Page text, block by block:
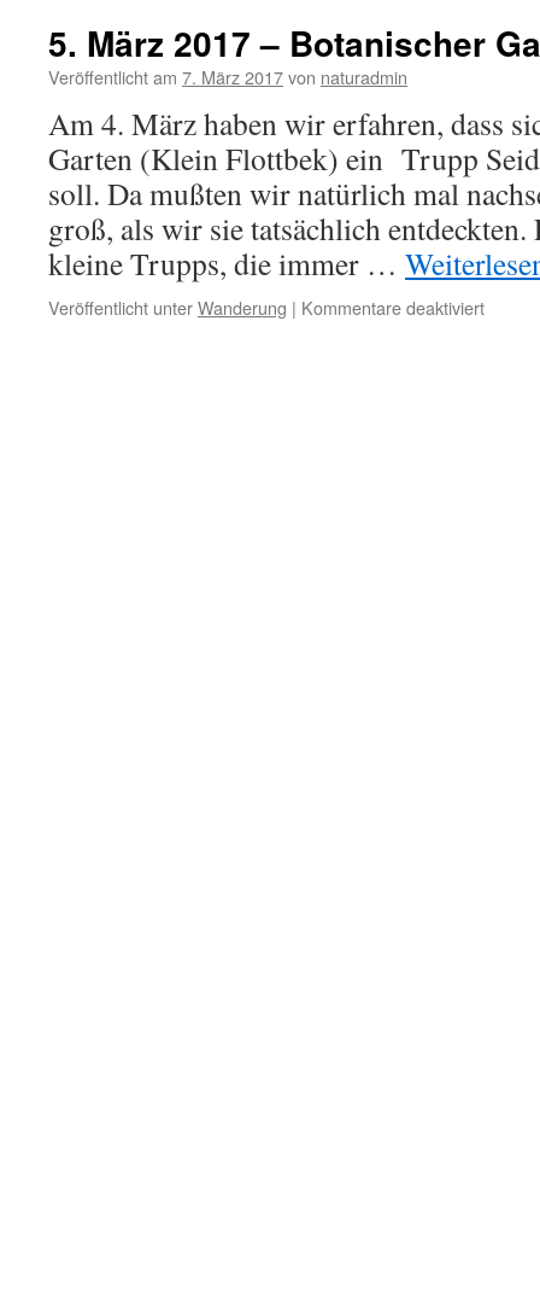
–
5. März 2017 – Botanischer
Veröffentlicht am 7. März 2017von naturadmin
Am 4. März haben wir erfahren, dass
Garten (Klein Flottbek) ein Trupp
soll. Da mußten wir natürlich mal
groß, als wir sie tatsächlich entdeckten.
kleine Trupps, die immer …
Veröffentlicht unterWanderung | Kommentare deaktiviertfür